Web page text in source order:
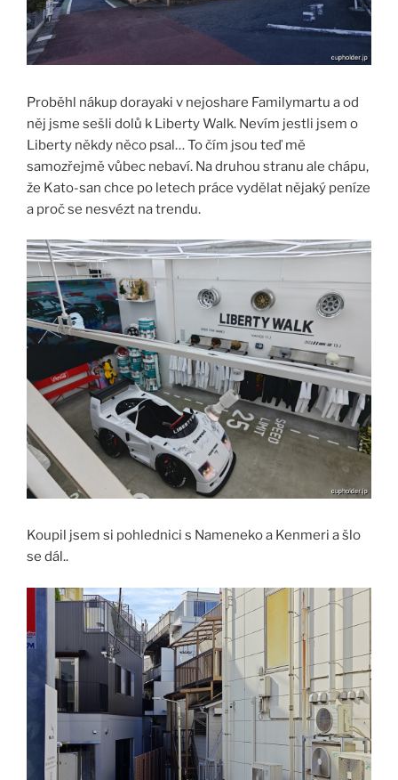
Proběhl nákup dorayaki v nejoshare Familymartu a od
něj jsme sešli dolů k Liberty Walk. Nevím jestli jsem o
Liberty někdy něco psal… To čím jsou teď mě
samozřejmě vůbec nebaví. Na druhou stranu ale chápu,
že Kato-san chce po letech práce vydělat nějaký peníze
a proč se nesvézt na trendu.
Koupil jsem si pohlednici s Nameneko a Kenmeri a šlo
se dál..